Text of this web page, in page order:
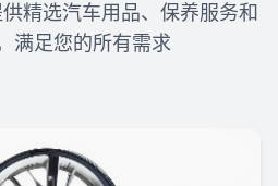
精选汽车用品、保养服务和
满足您的所有需求